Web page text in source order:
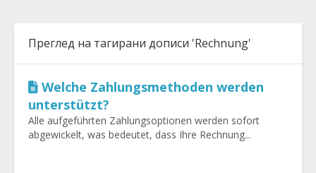
Преглед на тагирани дописи 'Rechnung'
Welche Zahlungsmethoden werden
unterstützt?
Alle aufgeführten Zahlungsoptionen werden sofort
abgewickelt, was bedeutet, dass Ihre Rechnung...